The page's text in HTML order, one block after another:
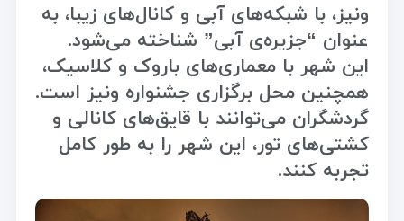
ونیز، با شبکه‌های آبی و کانال‌های زیبا، به
عنوان “جزیره‌ی آبی” شناخته می‌شود.
این شهر با معماری‌های باروک و کلاسیک،
همچنین محل برگزاری جشنواره ونیز است.
گردشگران می‌توانند با قایق‌های کانالی و
کشتی‌های تور، این شهر را به طور کامل
تجربه کنند.